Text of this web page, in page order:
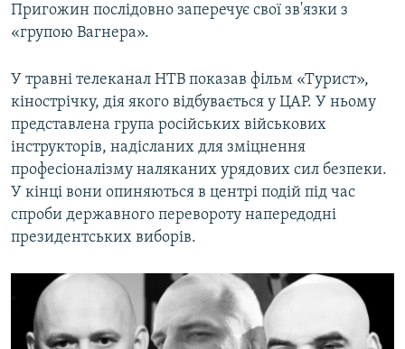
Пригожин послідовно заперечує свої зв'язки з
«групою Вагнера».
У травні телеканал НТВ показав фільм «Турист»,
кінострічку, дія якого відбувається у ЦАР. У ньому
представлена група російських військових
інструкторів, надісланих для зміцнення
професіоналізму наляканих урядових сил безпеки.
У кінці вони опиняються в центрі подій під час
спроби державного перевороту напередодні
президентських виборів.